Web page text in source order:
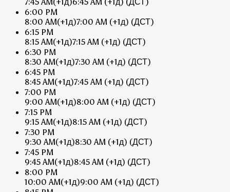
6:00 PM
8:00 AM(+1д)7:00 AM (+1д) (ДСТ)
6:15 PM
8:15 AM(+1д)7:15 AM (+1д) (ДСТ)
6:30 PM
8:30 AM(+1д)7:30 AM (+1д) (ДСТ)
6:45 PM
8:45 AM(+1д)7:45 AM (+1д) (ДСТ)
7:00 PM
9:00 AM(+1д)8:00 AM (+1д) (ДСТ)
7:15 PM
9:15 AM(+1д)8:15 AM (+1д) (ДСТ)
7:30 PM
9:30 AM(+1д)8:30 AM (+1д) (ДСТ)
7:45 PM
9:45 AM(+1д)8:45 AM (+1д) (ДСТ)
8:00 PM
10:00 AM(+1д)9:00 AM (+1д) (ДСТ)